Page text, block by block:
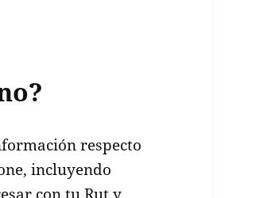
respecto
incluyendo